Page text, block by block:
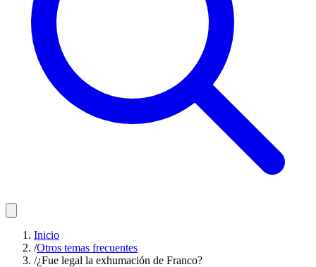
Inicio
/Otros temas frecuentes
/¿Fue legal la exhumación de Franco?